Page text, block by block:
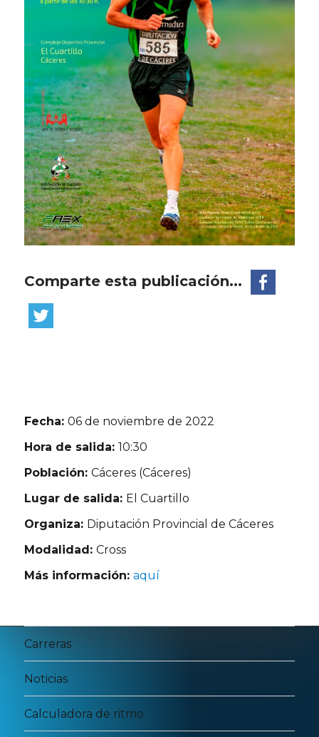
Comparte esta publicación...
Fecha:06 de noviembre de 2022
Hora de salida:10:30
Población:Cáceres (Cáceres)
Lugar de salida: El Cuartillo
Organiza: Diputación Provincial de Cáceres
Modalidad:Cross
Más información:aquí
Carreras
Noticias
Calculadora de ritmo